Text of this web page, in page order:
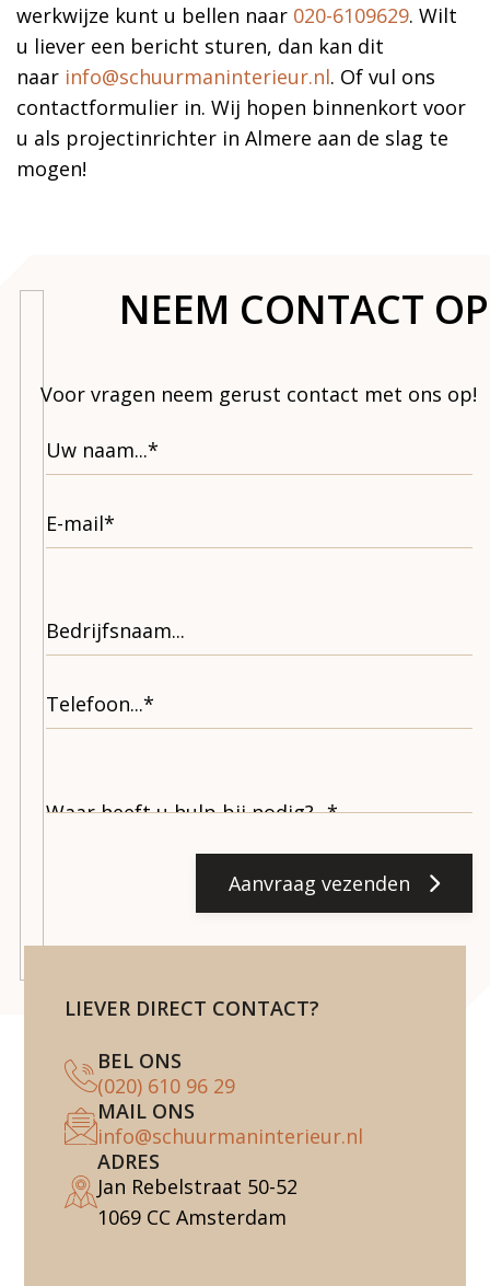
werkwijze kunt u bellen naar 020-6109629. Wilt
u liever een bericht sturen, dan kan dit
naar info@schuurmaninterieur.nl. Of vul ons
contactformulier in. Wij hopen binnenkort voor
u als projectinrichter in Almere aan de slag te
mogen!
NEEM CONTACT OP
Voor vragen neem gerust contact met ons op!
Aanvraag vezenden
LIEVER DIRECT CONTACT?
BEL ONS
(020) 610 96 29
MAIL ONS
info@schuurmaninterieur.nl
ADRES
Jan Rebelstraat 50-52
1069 CC Amsterdam